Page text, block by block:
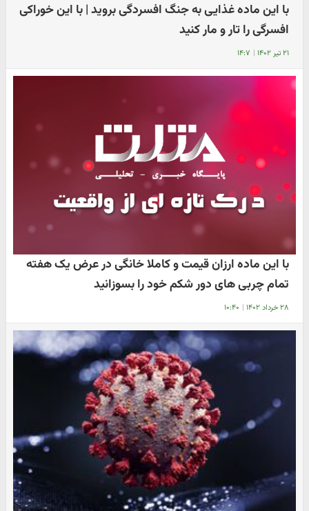
با این ماده غذایی به جنگ افسردگی بروید | با این خوراکی
افسرگی را تار و مار کنید
۲۱ تیر ۱۴۰۲ | ۱۴:۷
با این ماده ارزان قیمت و کاملا خانگی در عرض یک هفته
تمام چربی های دور شکم خود را بسوزانید
۲۸ خرداد ۱۴۰۲ | ۱۰:۴۰